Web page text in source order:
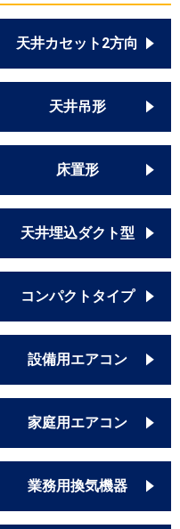
天井カセット2方向
天井吊形
床置形
天井埋込ダクト型
コンパクトタイプ
設備用エアコン
家庭用エアコン
業務用換気機器